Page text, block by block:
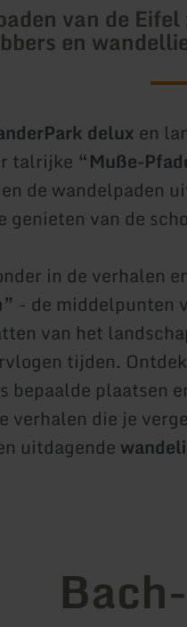
van de
en
delux en
talrijke “Muße-
de wandelpaden
genieten van de
in de verhalen
- de middelpunten
van het
tijden.
bepaalde plaatsen
verhalen die je
uitdagende